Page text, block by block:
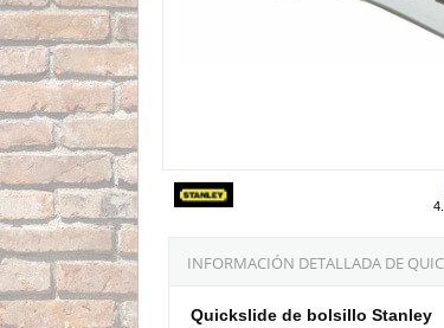
INFORMACIÓN DETALLADA DE
Quickslide de bolsillo Stanley